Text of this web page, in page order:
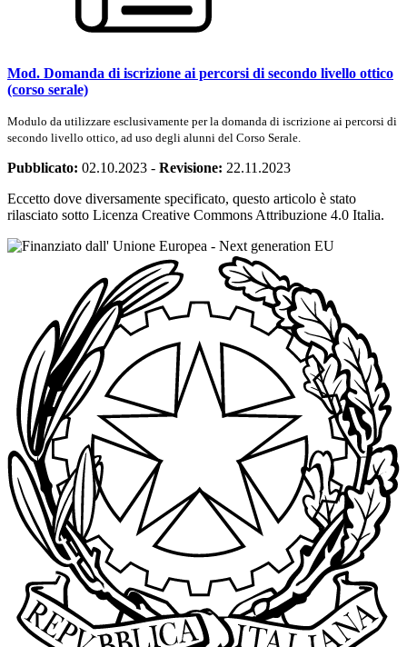
Mod. Domanda di iscrizione ai percorsi di secondo livello ottico
(corso serale)
Modulo da utilizzare esclusivamente per la domanda di iscrizione ai percorsi di
secondo livello ottico, ad uso degli alunni del Corso Serale.
Pubblicato: 02.10.2023 - Revisione: 22.11.2023
Eccetto dove diversamente specificato, questo articolo è stato
rilasciato sotto Licenza Creative Commons Attribuzione 4.0 Italia.